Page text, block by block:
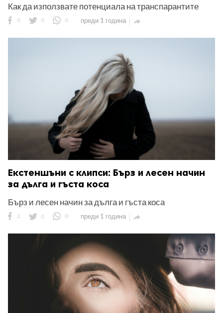
Как да използвате потенциала на транспарантите
0 0 0 преди 1 година 
Екстеншъни с клипси: Бърз и лесен начин
за дълга и гъста коса
Бърз и лесен начин за дълга и гъста коса
2 0 0 преди 1 година 